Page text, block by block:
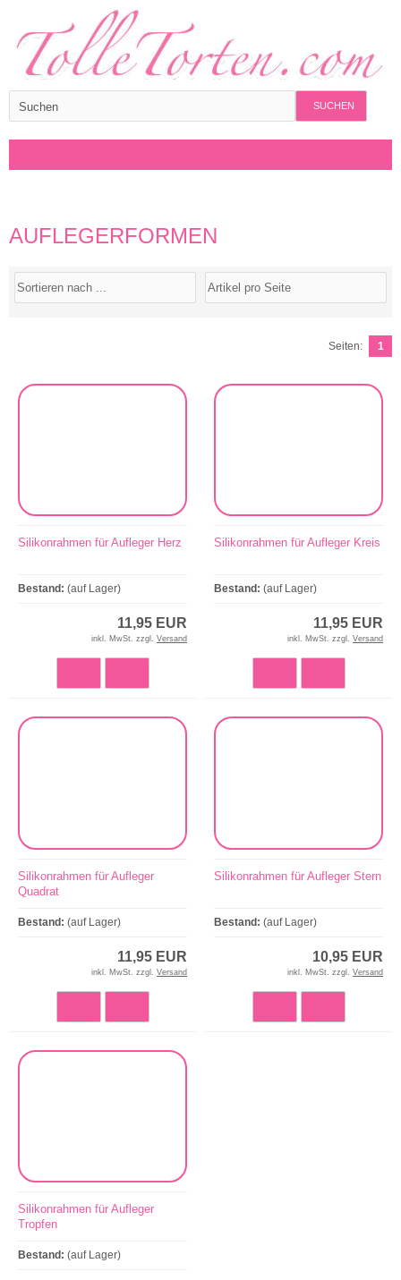
SUCHEN
AUFLEGERFORMEN
Seiten: 1
Silikonrahmen für Aufleger Herz
Bestand: (auf Lager)
11,95 EUR
inkl. MwSt. zzgl. Versand
Silikonrahmen für Aufleger Kreis
Bestand: (auf Lager)
11,95 EUR
inkl. MwSt. zzgl. Versand
Silikonrahmen für Aufleger
Quadrat
Bestand: (auf Lager)
11,95 EUR
inkl. MwSt. zzgl. Versand
Silikonrahmen für Aufleger Stern
Bestand: (auf Lager)
10,95 EUR
inkl. MwSt. zzgl. Versand
Silikonrahmen für Aufleger
Tropfen
Bestand: (auf Lager)